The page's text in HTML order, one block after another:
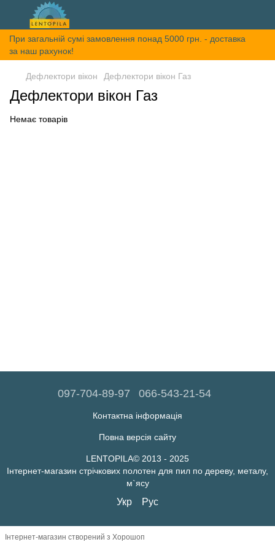
При загальній сумі замовлення понад 5000 грн. - доставка
за наш рахунок!
Дефлектори вікон Дефлектори вікон Газ
Дефлектори вікон Газ
Немає товарів
097-704-89-97 066-543-21-54
Контактна інформація
Повна версія сайту
LENTOPILA© 2013 - 2025
Інтернет-магазин стрічкових полотен для пил по дереву, металу,
м`ясу
Укр Рус
Інтернет-магазин створений з Хорошоп